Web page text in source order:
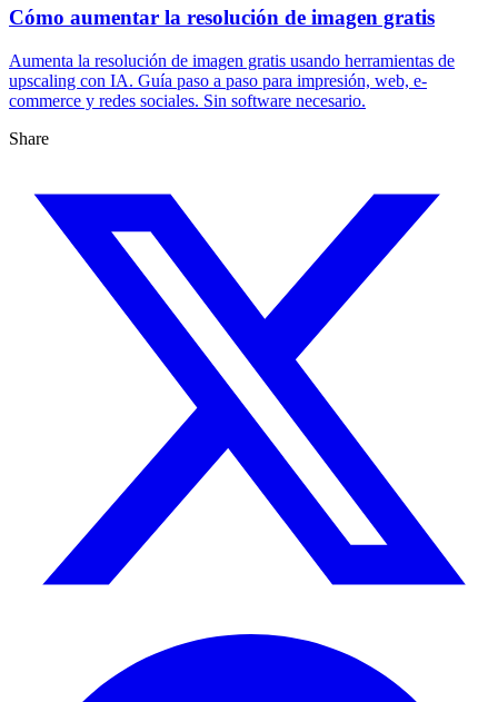
Cómo aumentar la resolución de imagen gratis
Aumenta la resolución de imagen gratis usando herramientas de
upscaling con IA. Guía paso a paso para impresión, web, e-
commerce y redes sociales. Sin software necesario.
Share